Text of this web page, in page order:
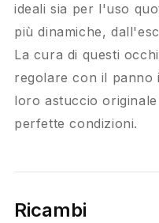
ideali sia per l'uso
più dinamiche,
La cura di questi
regolare con il panno
loro astuccio
perfette condizioni.
Ricambi